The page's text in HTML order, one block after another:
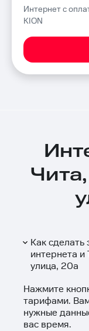
Интернет с
KION
Как сделать
интернета и
улица, 20а
Нажмите
тарифами.
нужные
вас время.